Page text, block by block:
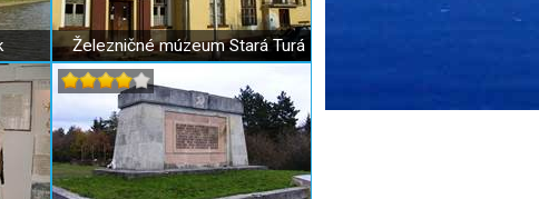
Železničné múzeum Stará Turá